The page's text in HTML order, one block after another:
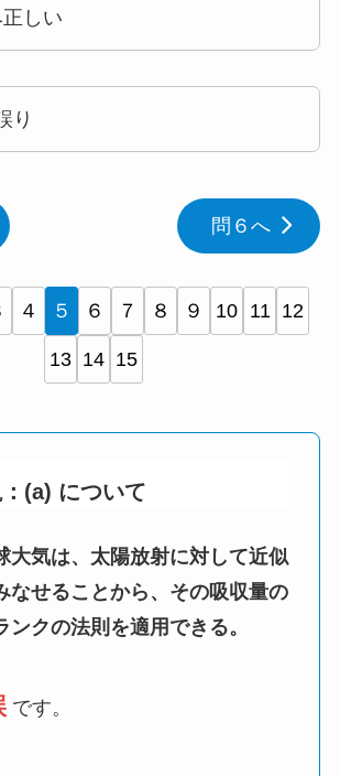
しい
り
問６へ
４ ５ ６ ７ ８ ９ 10 11 12
13 14 15
(a) について
大気は、太陽放射に対して近似
なせることから、その吸収量の
ンクの法則を適用できる。
です。